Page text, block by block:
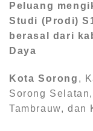
Peluang
Studi (Prodi)
berasal dari
Daya
Kota Sorong ,
Sorong
Tambrauw, dan